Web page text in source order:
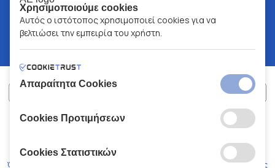
ΧΑΛΚΙΑΔΑΚΗΣ Α.Ε.
Όροι και Προϋποθέσεις Κώδικας Δεοντολογίας
Χρησιμοποιούμε cookies
Αυτός ο ιστότοπος χρησιμοποιεί cookies για να
βελτιώσει την εμπειρία του χρήστη.
Απαραίτητα Cookies
Cookies Προτιμήσεων
Cookies Στατιστικών